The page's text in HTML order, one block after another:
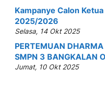
Kampanye Calon
2025/2026
Selasa, 14 Okt 2025
PERTEMUAN
SMPN 3 BANGKALAN
Jumat, 10 Okt 2025